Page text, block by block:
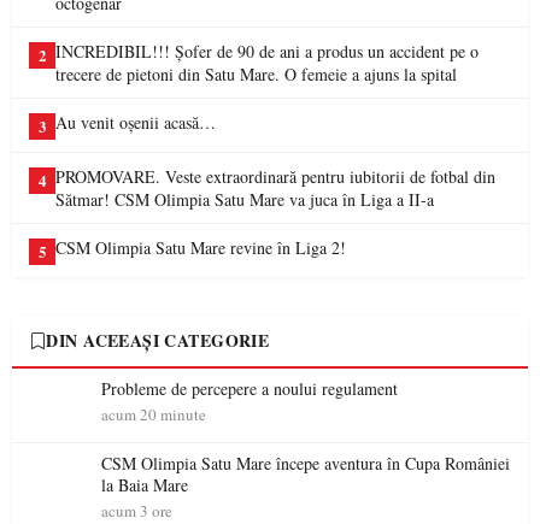
2 INCREDIBIL!!! Șofer de 90 de ani a produs un accident pe o
trecere de pietoni din Satu Mare. O femeie a ajuns la spital
3 Au venit oșenii acasă…
4 PROMOVARE. Veste extraordinară pentru iubitorii de fotbal din
Sătmar! CSM Olimpia Satu Mare va juca în Liga a II-a
5 CSM Olimpia Satu Mare revine în Liga 2!
DIN ACEEAȘI CATEGORIE
Probleme de percepere a noului regulament
acum 20 minute
CSM Olimpia Satu Mare începe aventura în Cupa României
la Baia Mare
acum 3 ore